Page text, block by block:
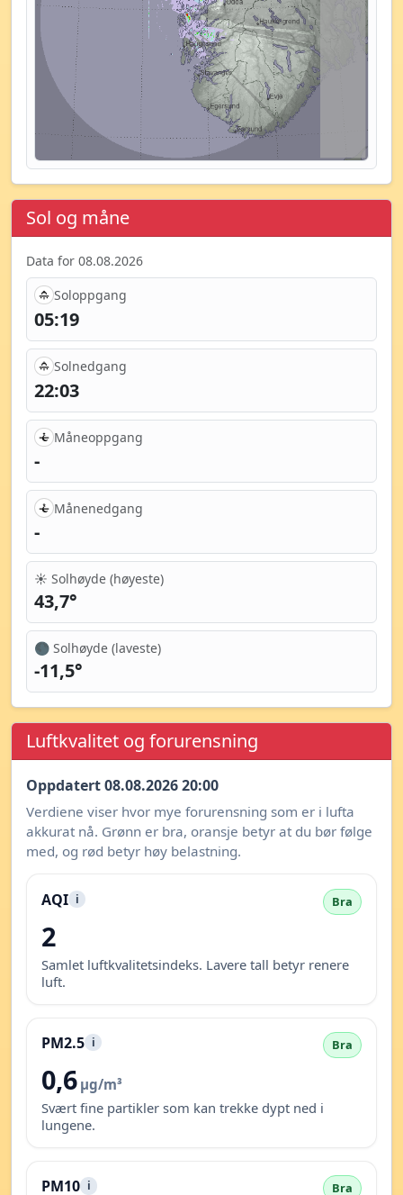
Sol og måne
Data for 08.08.2026
Soloppgang
05:19
Solnedgang
22:03
Måneoppgang
-
Månenedgang
-
☀️ Solhøyde (høyeste)
43,7°
🌑 Solhøyde (laveste)
-11,5°
Luftkvalitet og forurensning
Oppdatert 08.08.2026 20:00
Verdiene viser hvor mye forurensning som er i lufta
akkurat nå. Grønn er bra, oransje betyr at du bør følge
med, og rød betyr høy belastning.
AQI i Bra
2
Samlet luftkvalitetsindeks. Lavere tall betyr renere
luft.
PM2.5 i Bra
0,6 µg/m³
Svært fine partikler som kan trekke dypt ned i
lungene.
PM10 i Bra